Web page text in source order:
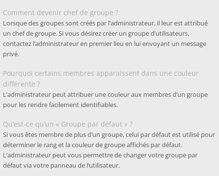
Comment devenir chef de groupe ?
Lorsque des groupes sont créés par l’administrateur, il leur est attribué
un chef de groupe. Si vous désirez créer un groupe d’utilisateurs,
contactez l’administrateur en premier lieu en lui envoyant un message
privé.
Pourquoi certains membres apparaissent dans une couleur
différente ?
L’administrateur peut attribuer une couleur aux membres d’un groupe
pour les rendre facilement identifiables.
Qu’est-ce qu’un « Groupe par défaut » ?
Si vous êtes membre de plus d’un groupe, celui par défaut est utilisé pour
déterminer le rang et la couleur de groupe affichés par défaut.
L’administrateur peut vous permettre de changer votre groupe par
défaut via votre panneau de l’utilisateur.